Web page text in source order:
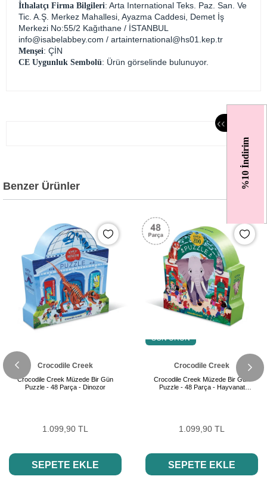
%10 İndirim
‹‹
İthalatçı Firma Bilgileri: Arta International Teks. Paz. San. Ve
Tic. A.Ş. Merkez Mahallesi, Ayazma Caddesi, Demet İş
Merkezi No:55/2 Kağıthane / İSTANBUL
info@isabelabbey.com / artainternational@hs01.kep.tr
Menşei: ÇİN
CE Uygunluk Sembolü: Ürün görselinde bulunuyor.
Benzer Ürünler
Crocodile Creek
Crocodile Creek Müzede Bir Gün
Puzzle - 48 Parça - Dinozor
1.099,90 TL
SEPETE EKLE
Crocodile Creek
Crocodile Creek Müzede Bir Gün
Puzzle - 48 Parça - Hayvanat
1.099,90 TL
SON ÜRÜN
SEPETE EKLE